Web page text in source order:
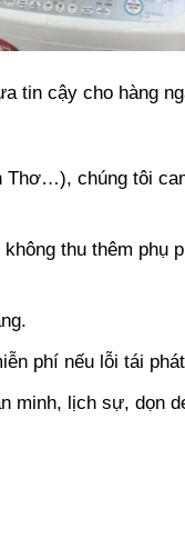
tin cậy cho hàng
Thơ…), chúng tôi
thu thêm phụ
phí nếu lỗi tái
minh, lịch sự, dọn